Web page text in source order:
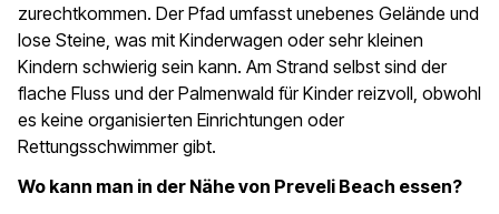
zurechtkommen. Der Pfad umfasst unebenes Gelände und
lose Steine, was mit Kinderwagen oder sehr kleinen
Kindern schwierig sein kann. Am Strand selbst sind der
flache Fluss und der Palmenwald für Kinder reizvoll, obwohl
es keine organisierten Einrichtungen oder
Rettungsschwimmer gibt.
Wo kann man in der Nähe von Preveli Beach essen?